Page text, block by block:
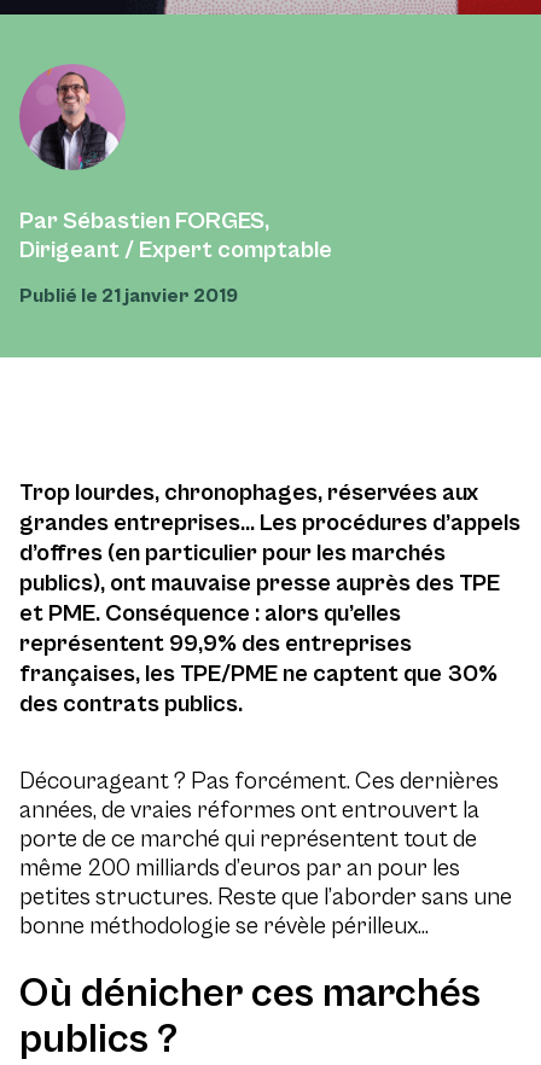
Par Sébastien FORGES,
Dirigeant / Expert comptable
Publié le 21 janvier 2019
Trop lourdes, chronophages, réservées aux
grandes entreprises… Les procédures d’appels
d’offres (en particulier pour les marchés
publics), ont mauvaise presse auprès des TPE
et PME. Conséquence : alors qu’elles
représentent 99,9% des entreprises
françaises, les TPE/PME ne captent que 30%
des contrats publics.
Décourageant ? Pas forcément. Ces dernières
années, de vraies réformes ont entrouvert la
porte de ce marché qui représentent tout de
même 200 milliards d’euros par an pour les
petites structures. Reste que l’aborder sans une
bonne méthodologie se révèle périlleux…
Où dénicher ces marchés
publics ?